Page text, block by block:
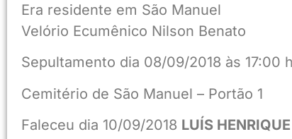
Era residente em São Manuel
Velório Ecumênico Nilson Benato
Sepultamento dia 08/09/2018 às 17:00
Cemitério de São Manuel – Portão 1
Faleceu dia 10/09/2018 LUÍS